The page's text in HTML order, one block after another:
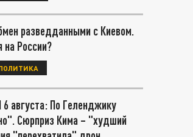
разведданными с Киевом.
на России?
августа: По Геленджику
Сюрприз Кима – "худший